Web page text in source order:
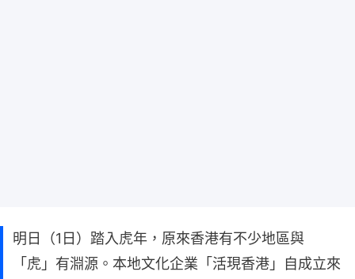
明日（1日）踏入虎年，原來香港有不少地區與
「虎」有淵源。本地文化企業「活現香港」自成立來